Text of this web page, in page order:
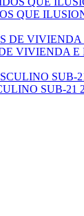
QUE
VIVIENDA
SUB-21